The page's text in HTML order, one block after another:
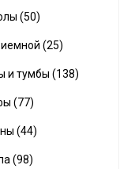
(50)
(25)
и тумбы (138)
(77)
(44)
(98)